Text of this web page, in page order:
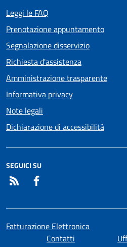
Leggi le FAQ
Prenotazione appuntamento
Segnalazione disservizio
Richiesta d'assistenza
Amministrazione trasparente
Informativa privacy
Note legali
Dichiarazione di accessibilità
SEGUICI SU
RSS
Fatturazione Elettronica
Contatti